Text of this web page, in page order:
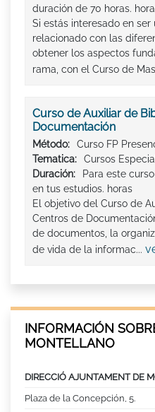
duración de 70 horas.
Si estás interesado en
relacionado con las
obtener los aspectos
rama, con el Curso de
Curso de Auxiliar de
Documentación
Método:
Curso FP
Tematica:
Cursos
Duración:
Para este
en tus estudios. horas
El objetivo del Curso de
Centros de
de documentos, la
de vida de la informac...
INFORMACIÓN
MONTELLANO
DIRECCIÓ AJUNTAMENT DE
Plaza de la Concepción, 5.